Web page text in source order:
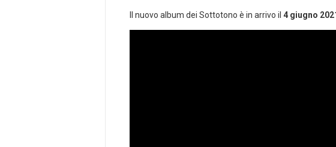
Il nuovo album dei Sottotono è in arrivo il 4 giugno